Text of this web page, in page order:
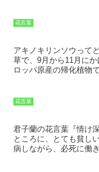
花言葉
アキノキリンソウって
草で、9月から11月に
ロッパ原産の帰化植物
っています。
花は、直
放射状に咲きます。ア
これは、アキノキリン
の全草には、ピロリジ
す。 ピロリジンアルカ
ることもあります。ア
花言葉
君子蘭の花言葉『情け
ところに、とても貧し
病しながら、必死に働